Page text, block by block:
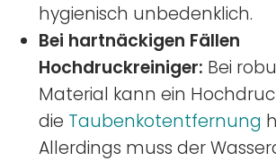
hygienisch unbedenklich.
Bei hartnäckigen Fällen
Hochdruckreiniger: Bei
Material kann ein
die Taubenkotentfernung
Allerdings muss der